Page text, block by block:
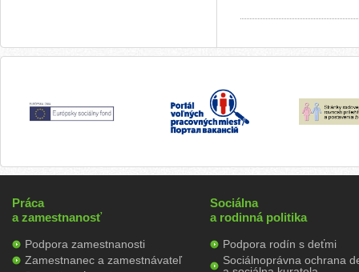
Práca
a zamestnanosť
Podpora zamestnanosti
Zamestnanec a zamestnávateľ
Sociálna
a rodinná politika
Podpora rodín s deťmi
Sociálnoprávna ochrana